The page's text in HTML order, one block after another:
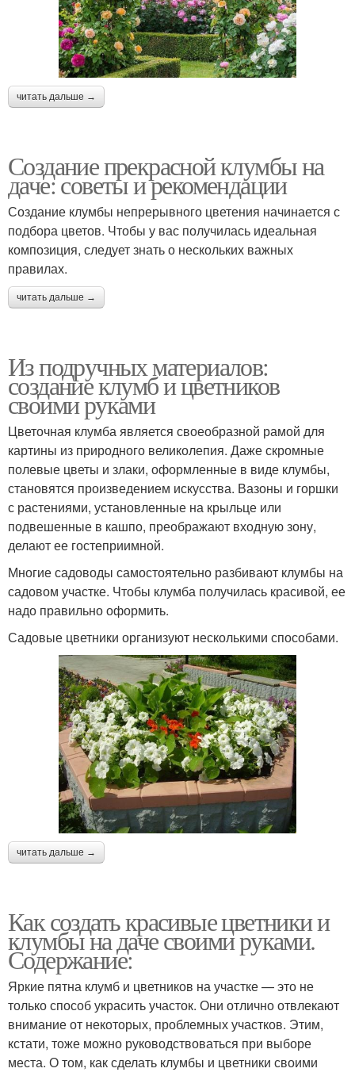
читать дальше →
Создание прекрасной клумбы на
даче: советы и рекомендации
Создание клумбы непрерывного цветения начинается с
подбора цветов. Чтобы у вас получилась идеальная
композиция, следует знать о нескольких важных
правилах.
читать дальше →
Из подручных материалов:
создание клумб и цветников
своими руками
Цветочная клумба является своеобразной рамой для
картины из природного великолепия. Даже скромные
полевые цветы и злаки, оформленные в виде клумбы,
становятся произведением искусства. Вазоны и горшки
с растениями, установленные на крыльце или
подвешенные в кашпо, преображают входную зону,
делают ее гостеприимной.
Многие садоводы самостоятельно разбивают клумбы на
садовом участке. Чтобы клумба получилась красивой, ее
надо правильно оформить.
Садовые цветники организуют несколькими способами.
читать дальше →
Как создать красивые цветники и
клумбы на даче своими руками.
Содержание:
Яркие пятна клумб и цветников на участке — это не
только способ украсить участок. Они отлично отвлекают
внимание от некоторых, проблемных участков. Этим,
кстати, тоже можно руководствоваться при выборе
места. О том, как сделать клумбы и цветники своими